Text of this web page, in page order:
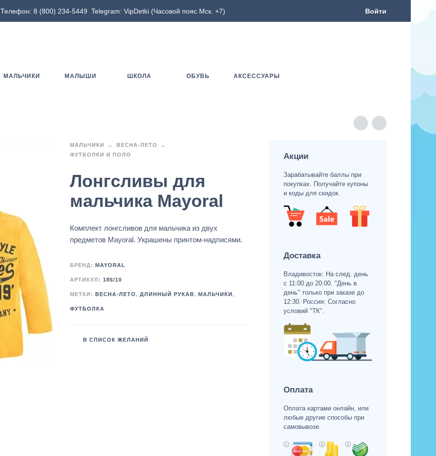
Телефон: 8 (800) 234-5449 Telegram: VipDetki (Часовой пояс Мск. +7) Войти
МАЛЬЧИКИ МАЛЫШИ ШКОЛА ОБУВЬ АКСЕССУАРЫ
МАЛЬЧИКИ
ВЕСНА-ЛЕТО
ФУТБОЛКИ И ПОЛО
Лонгсливы для
мальчика Mayoral
Комплект лонгсливов для мальчика из двух
предметов Mayoral. Украшены принтом-надписями.
БРЕНД: MAYORAL
АРТИКУЛ: 186/10
МЕТКИ: ВЕСНА-ЛЕТО, ДЛИННЫЙ РУКАВ, МАЛЬЧИКИ ,
ФУТБОЛКА
В СПИСОК ЖЕЛАНИЙ
Акции
Зарабатывайте баллы при
покупках. Получайте купоны
и коды для скидок.
Доставка
Владивосток: На след. день
с 11:00 до 20:00. "День в
день" только при заказе до
12:30. Россия: Согласно
условий "ТК".
Оплата
Оплата картами онлайн, или
любые другие способы при
самовывозе.